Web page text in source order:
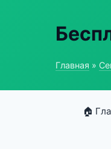
Главная »
🏠